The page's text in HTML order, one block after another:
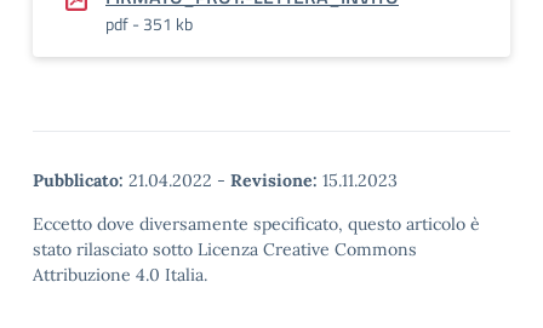
pdf - 351 kb
Pubblicato: 21.04.2022 - Revisione: 15.11.2023
Eccetto dove diversamente specificato, questo articolo è
stato rilasciato sotto Licenza Creative Commons
Attribuzione 4.0 Italia.